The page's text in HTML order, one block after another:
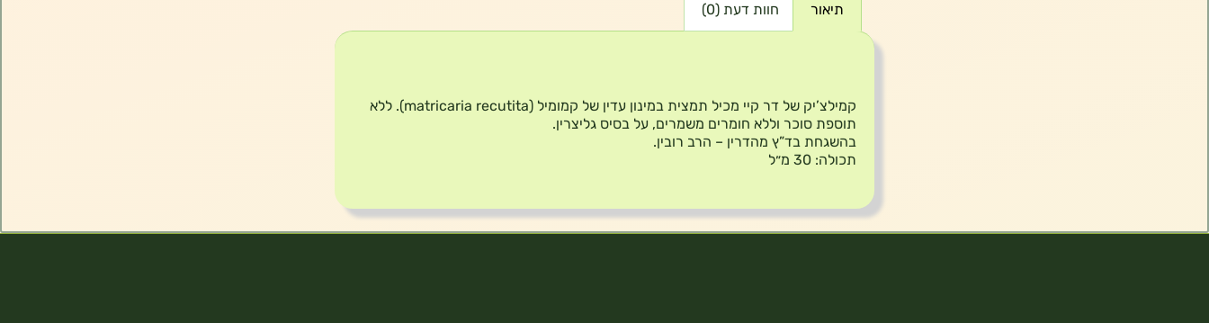
תיאור חוות דעת (0)
קמילצ’יק של דר קיי מכיל תמצית במינון עדין של קמומיל (matricaria recutita). ללא
תוספת סוכר וללא חומרים משמרים, על בסיס גליצרין.
בהשגחת בד”ץ מהדרין – הרב רובין.
תכולה: 30 מ״ל